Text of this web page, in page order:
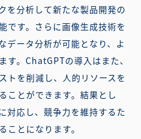
を分析して新たな製品開発の
です。さらに画像生成技術を
データ分析が可能となり、よ
す。ChatGPTの導入はまた、
トを削減し、人的リソースを
ことができます。結果とし
対応し、競争力を維持するた
ことになります。